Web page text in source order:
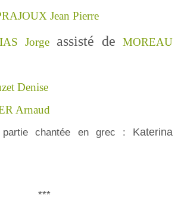
Jean Pierre
Jorgeassisté deMOREAU
Denise
Arnaud
partie chantée en grec : Katerina
***